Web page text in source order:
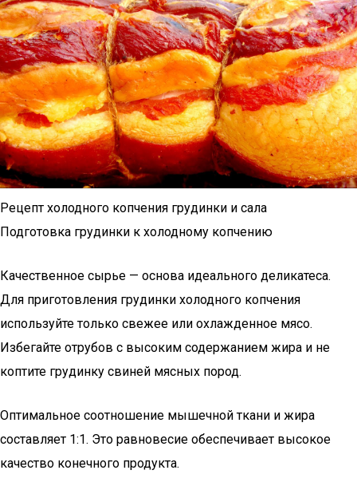
Рецепт холодного копчения грудинки и сала
Подготовка грудинки к холодному копчению
Качественное сырье — основа идеального деликатеса.
Для приготовления грудинки холодного копчения
используйте только свежее или охлажденное мясо.
Избегайте отрубов с высоким содержанием жира и не
коптите грудинку свиней мясных пород.
Оптимальное соотношение мышечной ткани и жира
составляет 1:1. Это равновесие обеспечивает высокое
качество конечного продукта.